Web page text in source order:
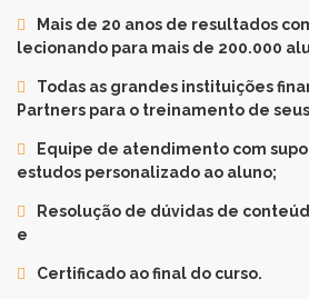
Mais de 20 anos de resultados
lecionando para mais de 200.000
Todas as grandes instituições
Partners para o treinamento de
Equipe de atendimento com
estudos personalizado ao aluno;
Resolução de dúvidas de
e
Certificado ao final do curso.